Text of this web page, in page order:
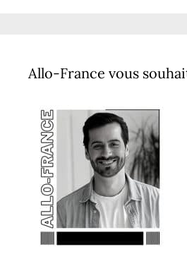
Allo-France vous